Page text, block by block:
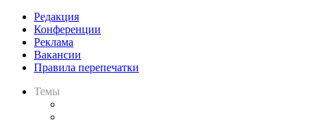
Редакция
Конференции
Реклама
Вакансии
Правила перепечатки
Темы